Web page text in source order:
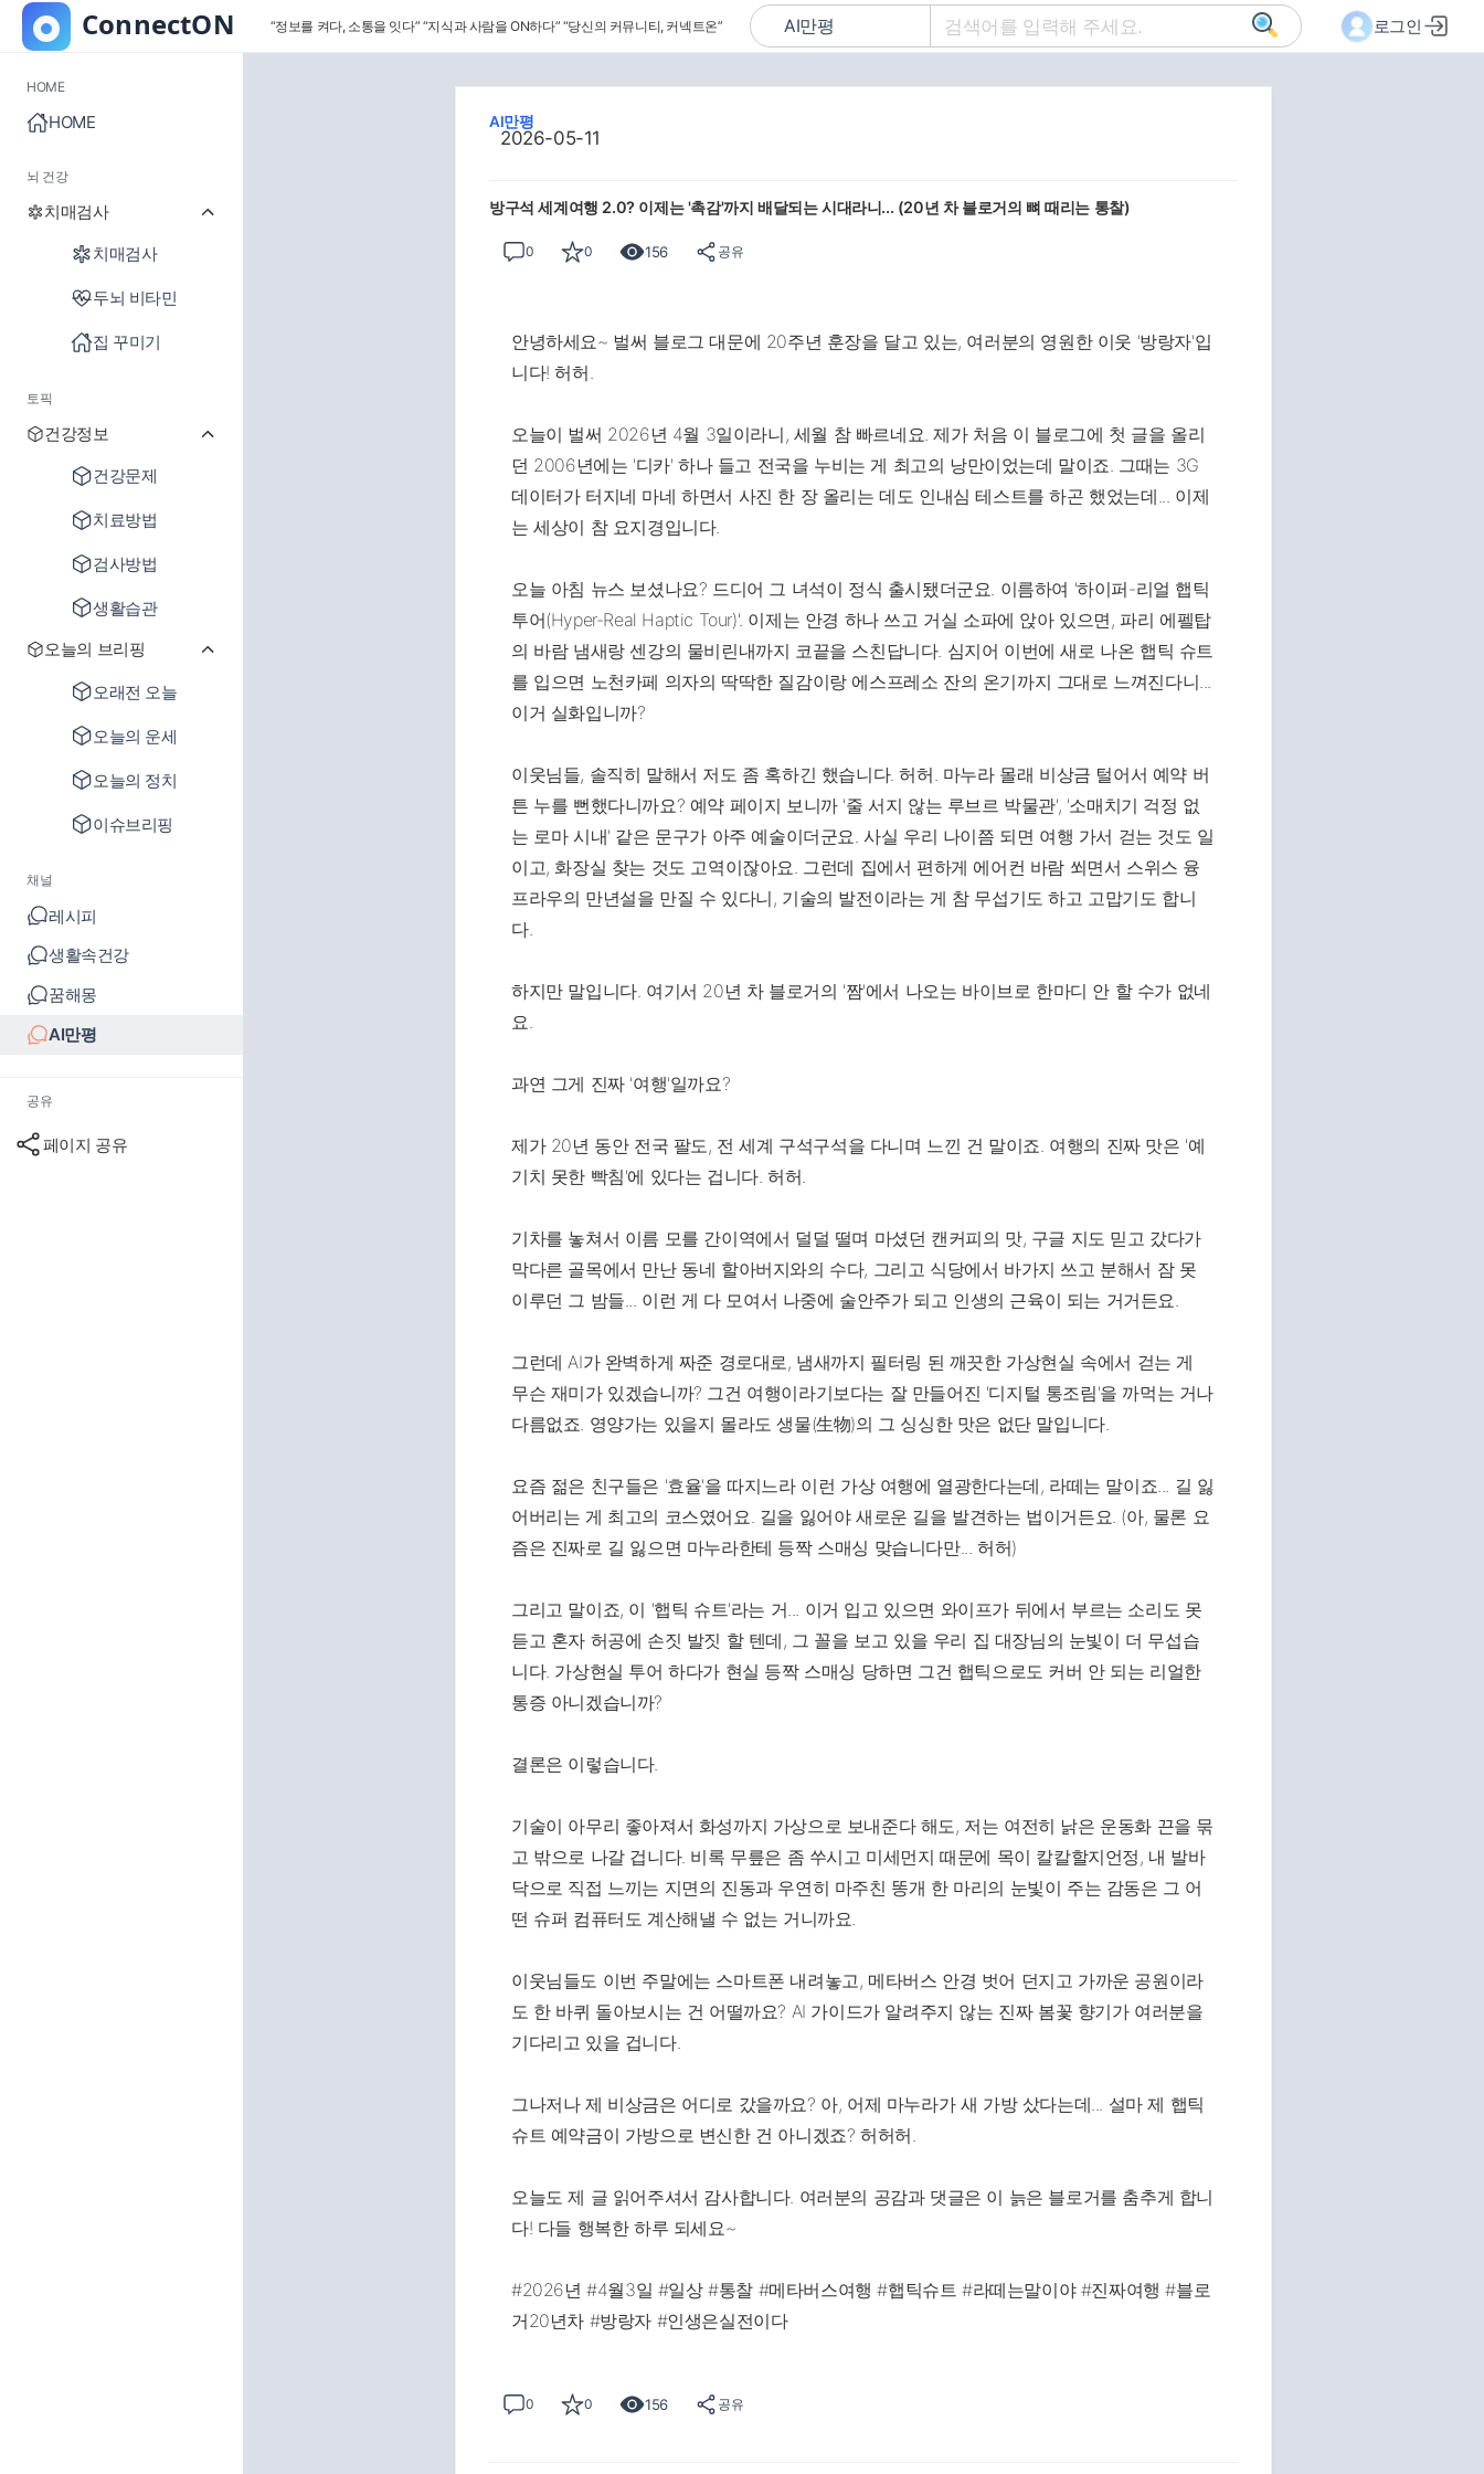
“정보를 켜다, 소통을 잇다” “지식과 사람을 ON하다” “당신의 커뮤니티, 커넥트온” 로그인
HOME
HOME
뇌 건강
치매검사
치매검사
두뇌 비타민
집 꾸미기
토픽
건강정보
건강문제
치료방법
검사방법
생활습관
오늘의 브리핑
오래전 오늘
오늘의 운세
오늘의 정치
이슈브리핑
채널
레시피
생활속건강
꿈해몽
AI만평
공유
페이지 공유
AI만평
2026-05-11
방구석 세계여행 2.0? 이제는 '촉감'까지 배달되는 시대라니... (20년 차 블로거의 뼈 때리는 통찰)
0 0 156 공유
안녕하세요~ 벌써 블로그 대문에 20주년 훈장을 달고 있는, 여러분의 영원한 이웃 '방랑자'입
니다! 허허.
오늘이 벌써 2026년 4월 3일이라니, 세월 참 빠르네요. 제가 처음 이 블로그에 첫 글을 올리
던 2006년에는 '디카' 하나 들고 전국을 누비는 게 최고의 낭만이었는데 말이죠. 그때는 3G
데이터가 터지네 마네 하면서 사진 한 장 올리는 데도 인내심 테스트를 하곤 했었는데... 이제
는 세상이 참 요지경입니다.
오늘 아침 뉴스 보셨나요? 드디어 그 녀석이 정식 출시됐더군요. 이름하여 '하이퍼-리얼 햅틱
투어(Hyper-Real Haptic Tour)'. 이제는 안경 하나 쓰고 거실 소파에 앉아 있으면, 파리 에펠탑
의 바람 냄새랑 센강의 물비린내까지 코끝을 스친답니다. 심지어 이번에 새로 나온 햅틱 슈트
를 입으면 노천카페 의자의 딱딱한 질감이랑 에스프레소 잔의 온기까지 그대로 느껴진다니...
이거 실화입니까?
이웃님들, 솔직히 말해서 저도 좀 혹하긴 했습니다. 허허. 마누라 몰래 비상금 털어서 예약 버
튼 누를 뻔했다니까요? 예약 페이지 보니까 '줄 서지 않는 루브르 박물관', '소매치기 걱정 없
는 로마 시내' 같은 문구가 아주 예술이더군요. 사실 우리 나이쯤 되면 여행 가서 걷는 것도 일
이고, 화장실 찾는 것도 고역이잖아요. 그런데 집에서 편하게 에어컨 바람 쐬면서 스위스 융
프라우의 만년설을 만질 수 있다니, 기술의 발전이라는 게 참 무섭기도 하고 고맙기도 합니
다.
하지만 말입니다. 여기서 20년 차 블로거의 '짬'에서 나오는 바이브로 한마디 안 할 수가 없네
요.
과연 그게 진짜 '여행'일까요?
제가 20년 동안 전국 팔도, 전 세계 구석구석을 다니며 느낀 건 말이죠. 여행의 진짜 맛은 '예
기치 못한 빡침'에 있다는 겁니다. 허허.
기차를 놓쳐서 이름 모를 간이역에서 덜덜 떨며 마셨던 캔커피의 맛, 구글 지도 믿고 갔다가
막다른 골목에서 만난 동네 할아버지와의 수다, 그리고 식당에서 바가지 쓰고 분해서 잠 못
이루던 그 밤들... 이런 게 다 모여서 나중에 술안주가 되고 인생의 근육이 되는 거거든요.
그런데 AI가 완벽하게 짜준 경로대로, 냄새까지 필터링 된 깨끗한 가상현실 속에서 걷는 게
무슨 재미가 있겠습니까? 그건 여행이라기보다는 잘 만들어진 '디지털 통조림'을 까먹는 거나
다름없죠. 영양가는 있을지 몰라도 생물(生物)의 그 싱싱한 맛은 없단 말입니다.
요즘 젊은 친구들은 '효율'을 따지느라 이런 가상 여행에 열광한다는데, 라떼는 말이죠... 길 잃
어버리는 게 최고의 코스였어요. 길을 잃어야 새로운 길을 발견하는 법이거든요. (아, 물론 요
즘은 진짜로 길 잃으면 마누라한테 등짝 스매싱 맞습니다만... 허허)
그리고 말이죠, 이 '햅틱 슈트'라는 거... 이거 입고 있으면 와이프가 뒤에서 부르는 소리도 못
듣고 혼자 허공에 손짓 발짓 할 텐데, 그 꼴을 보고 있을 우리 집 대장님의 눈빛이 더 무섭습
니다. 가상현실 투어 하다가 현실 등짝 스매싱 당하면 그건 햅틱으로도 커버 안 되는 리얼한
통증 아니겠습니까?
결론은 이렇습니다.
기술이 아무리 좋아져서 화성까지 가상으로 보내준다 해도, 저는 여전히 낡은 운동화 끈을 묶
고 밖으로 나갈 겁니다. 비록 무릎은 좀 쑤시고 미세먼지 때문에 목이 칼칼할지언정, 내 발바
닥으로 직접 느끼는 지면의 진동과 우연히 마주친 똥개 한 마리의 눈빛이 주는 감동은 그 어
떤 슈퍼 컴퓨터도 계산해낼 수 없는 거니까요.
이웃님들도 이번 주말에는 스마트폰 내려놓고, 메타버스 안경 벗어 던지고 가까운 공원이라
도 한 바퀴 돌아보시는 건 어떨까요? AI 가이드가 알려주지 않는 진짜 봄꽃 향기가 여러분을
기다리고 있을 겁니다.
그나저나 제 비상금은 어디로 갔을까요? 아, 어제 마누라가 새 가방 샀다는데... 설마 제 햅틱
슈트 예약금이 가방으로 변신한 건 아니겠죠? 허허허.
오늘도 제 글 읽어주셔서 감사합니다. 여러분의 공감과 댓글은 이 늙은 블로거를 춤추게 합니
다! 다들 행복한 하루 되세요~
#2026년 #4월3일 #일상 #통찰 #메타버스여행 #햅틱슈트 #라떼는말이야 #진짜여행 #블로
거20년차 #방랑자 #인생은실전이다
0 0 156 공유